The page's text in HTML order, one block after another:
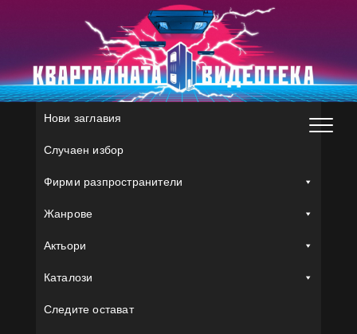
Нови заглавия
Случаен избор
Фирми разпространители
Жанрове
Актьори
Каталози
Следите остават